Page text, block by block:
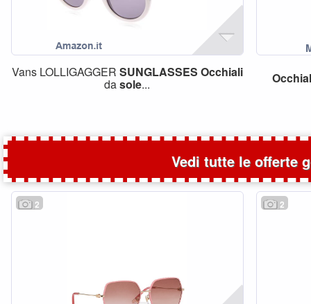
Vans LOLLIGAGGER SUNGLASSES Occhiali
dasole...
Vedi tutte le offerte
2 2